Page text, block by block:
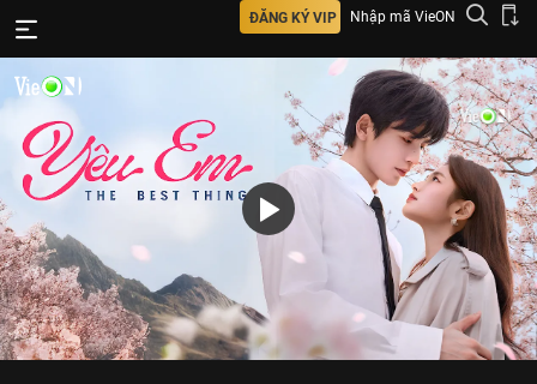
ĐĂNG KÝ VIP Nhập mã VieON